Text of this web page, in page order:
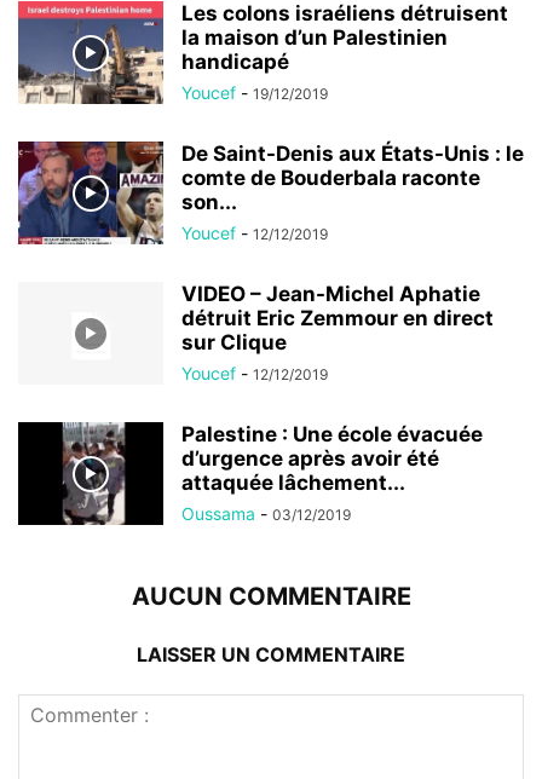
Les colons israéliens détruisent
la maison d’un Palestinien
handicapé
Youcef - 19/12/2019
De Saint-Denis aux États-Unis : le
comte de Bouderbala raconte
son...
Youcef - 12/12/2019
VIDEO – Jean-Michel Aphatie
détruit Eric Zemmour en direct
sur Clique
Youcef - 12/12/2019
Palestine : Une école évacuée
d’urgence après avoir été
attaquée lâchement...
Oussama - 03/12/2019
AUCUN COMMENTAIRE
LAISSER UN COMMENTAIRE